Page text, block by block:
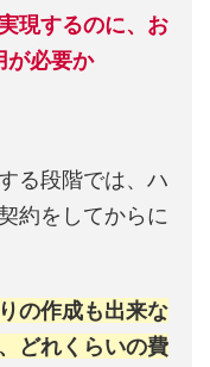
現するのに、お
が必要か
る段階では、ハ
約をしてからに
の作成も出来な
どれくらいの費